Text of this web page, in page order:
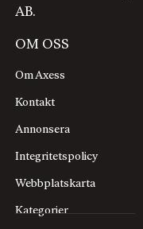
AB.
OM OSS
Om Axess
Kontakt
Annonsera
Integritetspolicy
Webbplatskarta
Kategorier